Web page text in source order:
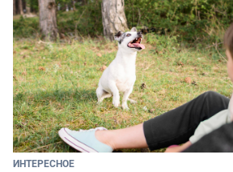
ИНТЕРЕСНОЕ